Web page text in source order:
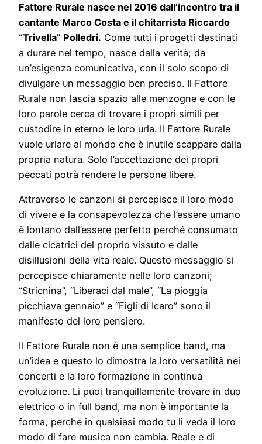
Fattore Rurale nasce nel 2016 dall’incontro tra il
cantante Marco Costa e il chitarrista Riccardo
“Trivella” Polledri. Come tutti i progetti destinati
a durare nel tempo, nasce dalla verità; da
un’esigenza comunicativa, con il solo scopo di
divulgare un messaggio ben preciso. Il Fattore
Rurale non lascia spazio alle menzogne e con le
loro parole cerca di trovare i propri simili per
custodire in eterno le loro urla. Il Fattore Rurale
vuole urlare al mondo che è inutile scappare dalla
propria natura. Solo l’accettazione dei propri
peccati potrà rendere le persone libere.
Attraverso le canzoni si percepisce il loro modo
di vivere e la consapevolezza che l’essere umano
è lontano dall’essere perfetto perché consumato
dalle cicatrici del proprio vissuto e dalle
disillusioni della vita reale. Questo messaggio si
percepisce chiaramente nelle loro canzoni;
“Stricnina”, “Liberaci dal male”, “La pioggia
picchiava gennaio” e “Figli di Icaro” sono il
manifesto del loro pensiero.
Il Fattore Rurale non è una semplice band, ma
un’idea e questo lo dimostra la loro versatilità nei
concerti e la loro formazione in continua
evoluzione. Li puoi tranquillamente trovare in duo
elettrico o in full band, ma non è importante la
forma, perché in qualsiasi modo tu li veda il loro
modo di fare musica non cambia. Reale e di